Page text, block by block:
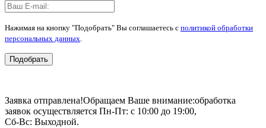
Нажимая на кнопку "Подобрать" Вы соглашаетесь с политикой обработки
персональных данных.
Подобрать
Заявка отправлена!Обращаем Ваше внимание:обработка
заявок осуществляется Пн-Пт: с 10:00 до 19:00,
Сб-Вс: Выходной.